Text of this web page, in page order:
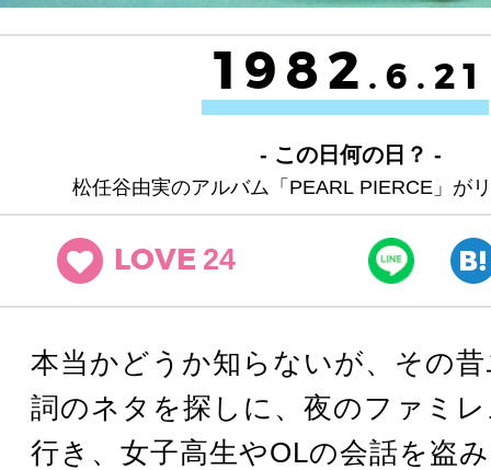
1982 .6.21
- この日何の日？ -
松任谷由実のアルバム「PEARL PIERCE」が
LOVE 24
本当かどうか知らないが、その
詞のネタを探しに、夜のファミ
行き、女子高生やOLの会話を盗